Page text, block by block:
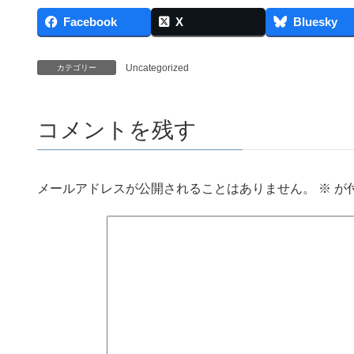
Facebook X Bluesky
カテゴリー Uncategorized
コメントを残す
メールアドレスが公開されることはありません。 ※ が